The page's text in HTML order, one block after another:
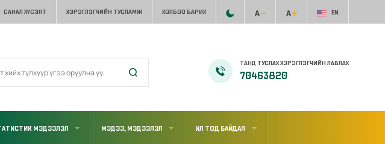
САНАЛ ХҮСЭЛТ ХЭРЭГЛЭГЧИЙН ТУСЛАМЖ ХОЛБОО БАРИХ EN
ТАНД ТУСЛАХ ХЭРЭГЛЭГЧИЙН ЛАВЛАХ
70463820
МЭДЭЭЛЭЛ МЭДЭЭ, МЭДЭЭЛЭЛ ИЛ ТОД БАЙДАЛ